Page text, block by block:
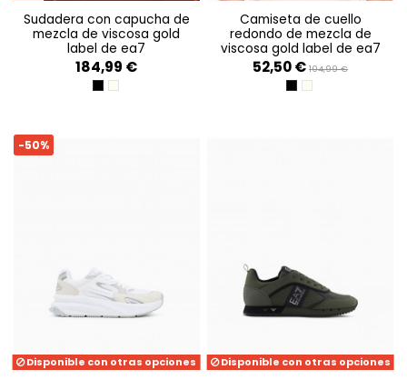
sudadera con capucha de
mezcla de viscosa gold
label de ea7
184,99 €
BLACKRAINY DAY
camiseta de cuello
redondo de mezcla de
viscosa gold label de ea7
52,50 € 104,99 €
BLACKRAINY DAY
-50%
Disponible con otras opciones Disponible con otras opciones